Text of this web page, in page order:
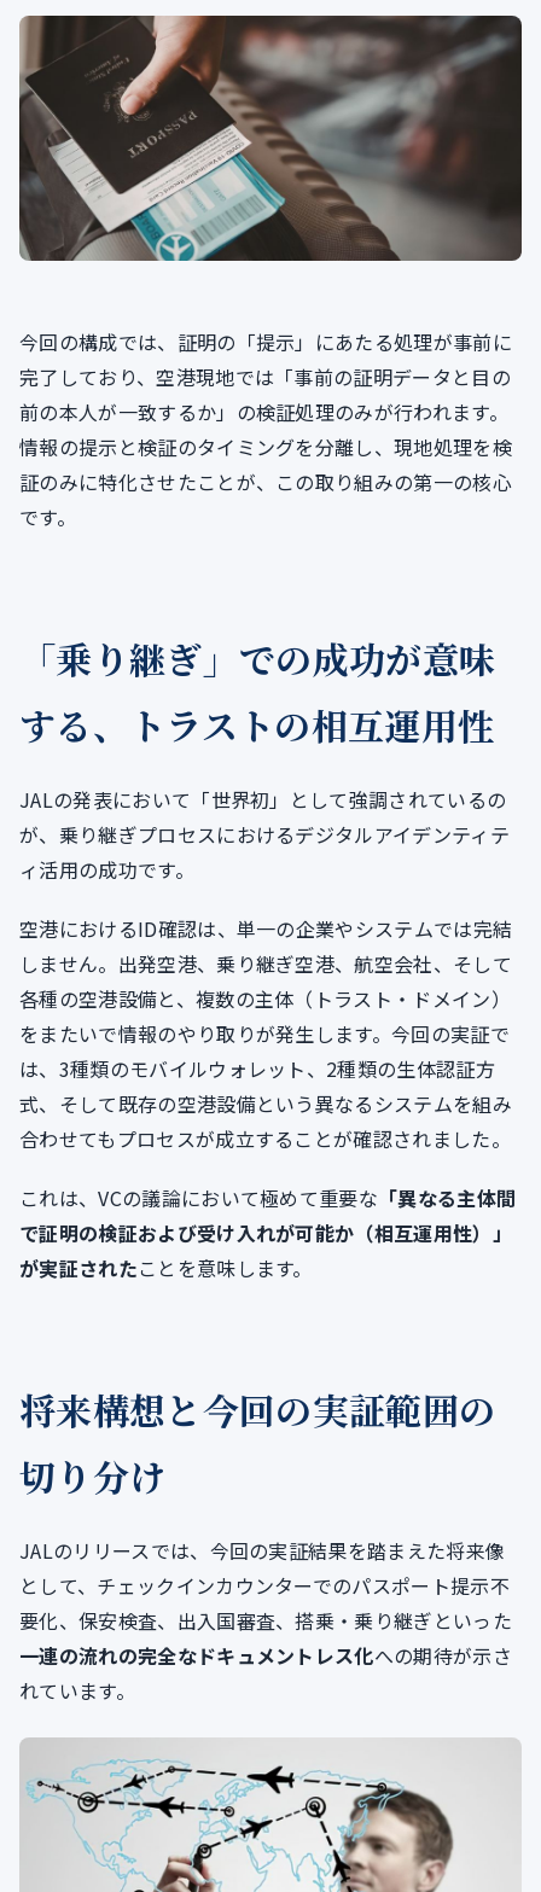
今回の構成では、証明の「提示」にあたる処理が事前に
完了しており、空港現地では「事前の証明データと目の
前の本人が一致するか」の検証処理のみが行われます。
情報の提示と検証のタイミングを分離し、現地処理を検
証のみに特化させたことが、この取り組みの第一の核心
です。
「乗り継ぎ」での成功が意味
する、トラストの相互運用性
JALの発表において「世界初」として強調されているの
が、乗り継ぎプロセスにおけるデジタルアイデンティテ
ィ活用の成功です。
空港におけるID確認は、単一の企業やシステムでは完結
しません。出発空港、乗り継ぎ空港、航空会社、そして
各種の空港設備と、複数の主体（トラスト・ドメイン）
をまたいで情報のやり取りが発生します。今回の実証で
は、3種類のモバイルウォレット、2種類の生体認証方
式、そして既存の空港設備という異なるシステムを組み
合わせてもプロセスが成立することが確認されました。
これは、VCの議論において極めて重要な 「異なる主体間
で証明の検証および受け入れが可能か（相互運用性）」
が実証されたことを意味します。
将来構想と今回の実証範囲の
切り分け
JALのリリースでは、今回の実証結果を踏まえた将来像
として、チェックインカウンターでのパスポート提示不
要化、保安検査、出入国審査、搭乗・乗り継ぎといった
一連の流れの完全なドキュメントレス化への期待が示さ
れています。